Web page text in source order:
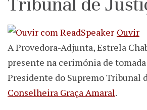
Ouvir
A Provedora-Adjunta, Estrela
presente na cerimónia de tomada
Presidente do Supremo Tribunal
Conselheira Graça Amaral.